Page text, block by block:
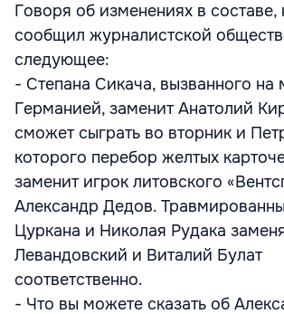
Говоря об изменениях в составе,
сообщил журналистской
следующее:
- Степана Сикача, вызванного на
Германией, заменит Анатолий
сможет сыграть во вторник и
которого перебор желтых
заменит игрок литовского
Александр Дедов.
Цуркана и Николая Рудака
Левандовский и Виталий Булат
соответственно.
- Что вы можете сказать об